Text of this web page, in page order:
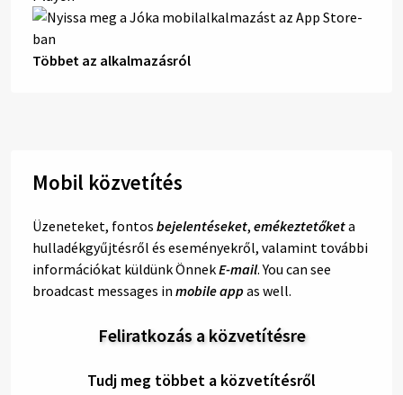
Többet az alkalmazásról
Mobil közvetítés
Üzeneteket, fontos bejelentéseket, emékeztetőketa
hulladékgyűjtésről és eseményekről, valamint további
információkat küldünk ÖnnekE-mail. You can see
broadcast messages in mobile app as well.
Feliratkozás a közvetítésre
Tudj meg többet a közvetítésről